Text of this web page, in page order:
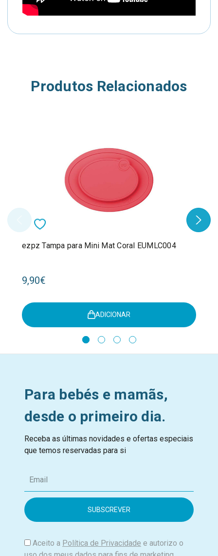
Produtos Relacionados
ezpz Tampa para Mini Mat Coral EUMLC004
9,90€
ADICIONAR
Para bebés e mamãs,
desde o primeiro dia.
Receba as últimas novidades e ofertas especiais
que temos reservadas para si
m
i
Aceito a Política de Privacidade e autorizo o